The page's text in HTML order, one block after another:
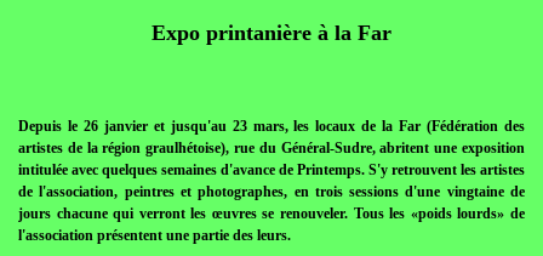
Expo printanière à la Far
Depuis le 26 janvier et jusqu'au 23 mars, les locaux de la Far (Fédération des
artistes de la région graulhétoise), rue du Général-Sudre, abritent une exposition
intitulée avec quelques semaines d'avance de Printemps. S'y retrouvent les artistes
de l'association, peintres et photographes, en trois sessions d'une vingtaine de
jours chacune qui verront les œuvres se renouveler. Tous les «poids lourds» de
l'association présentent une partie des leurs.